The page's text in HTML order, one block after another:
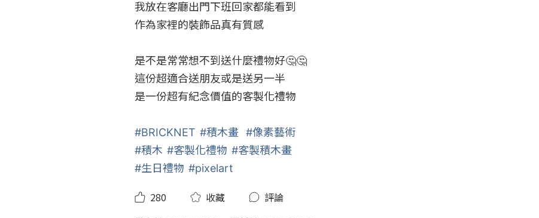
我放在客廳出門下班回家都能看到
作為家裡的裝飾品真有質感
是不是常常想不到送什麼禮物好🤔🤔
這份超適合送朋友或是送另一半
是一份超有紀念價值的客製化禮物
#BRICKNET #積木畫
#像素藝術
#積木 #客製化禮物 #客製積木畫
#生日禮物 #pixelart
280 收藏 評論